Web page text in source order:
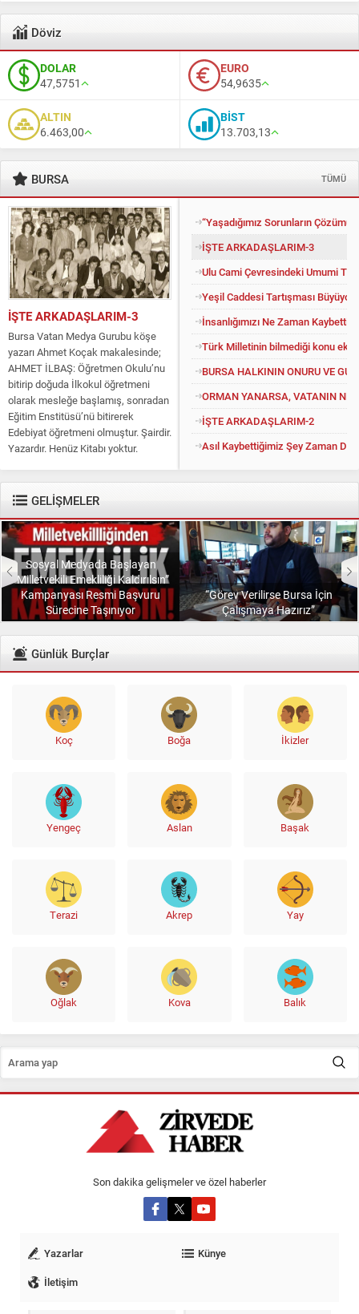
Döviz
DOLAR
47,5751
EURO
54,9635
ALTIN
6.463,00
BİST
13.703,13
BURSA TÜMÜ
İŞTE ARKADAŞLARIM-3
Bursa Vatan Medya Gurubu köşe
yazarı Ahmet Koçak makalesinde;
AHMET İLBAŞ: Öğretmen Okulu’nu
bitirip doğuda İlkokul öğretmeni
olarak mesleğe başlamış, sonradan
Eğitim Enstitüsü’nü bitirerek
Edebiyat öğretmeni olmuştur. Şairdir.
Yazardır. Henüz Kitabı yoktur.
diyenlere güler geçer. Yüce...
“Yaşadığımız Sorunların
İŞTE ARKADAŞLARIM-3
Ulu Cami Çevresindeki Umumi
Yeşil Caddesi Tartışması Büyüyor
İnsanlığımızı Ne Zaman Kaybettik?
Türk Milletinin bilmediği konu
BURSA HALKININ ONURU VE
ORMAN YANARSA, VATANIN
İŞTE ARKADAŞLARIM-2
Asıl Kaybettiğimiz Şey Zaman
GELİŞMELER
Sosyal Medyada Başlayan
“Milletvekili Emekliliği Kaldırılsın”
Kampanyası Resmi Başvuru
Sürecine Taşınıyor
“Görev Verilirse Bursa İçin
Çalışmaya Hazırız”
Günlük Burçlar
Koç Boğa İkizler
Yengeç Aslan Başak
Terazi Akrep Yay
Oğlak Kova Balık
Son dakika gelişmeler ve özel haberler
Yazarlar
Künye
İletişim